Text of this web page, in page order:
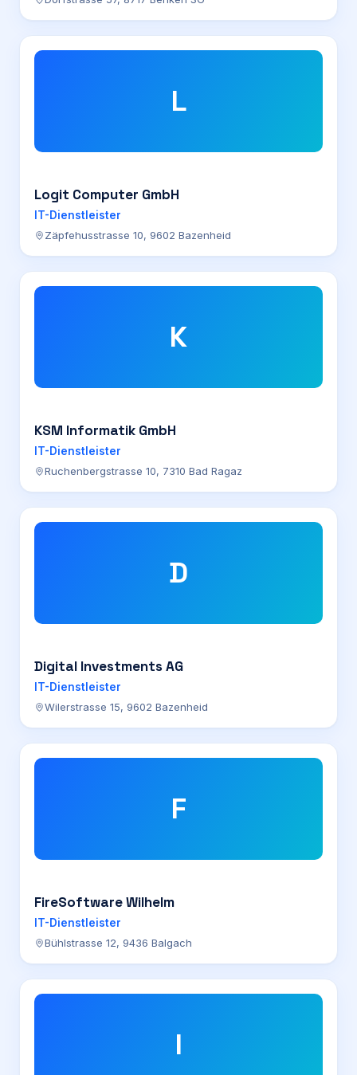
L
Logit Computer GmbH
IT-Dienstleister
Zäpfehusstrasse 10, 9602 Bazenheid
K
KSM Informatik GmbH
IT-Dienstleister
Ruchenbergstrasse 10, 7310 Bad Ragaz
D
Digital Investments AG
IT-Dienstleister
Wilerstrasse 15, 9602 Bazenheid
F
FireSoftware Wilhelm
IT-Dienstleister
Bühlstrasse 12, 9436 Balgach
I